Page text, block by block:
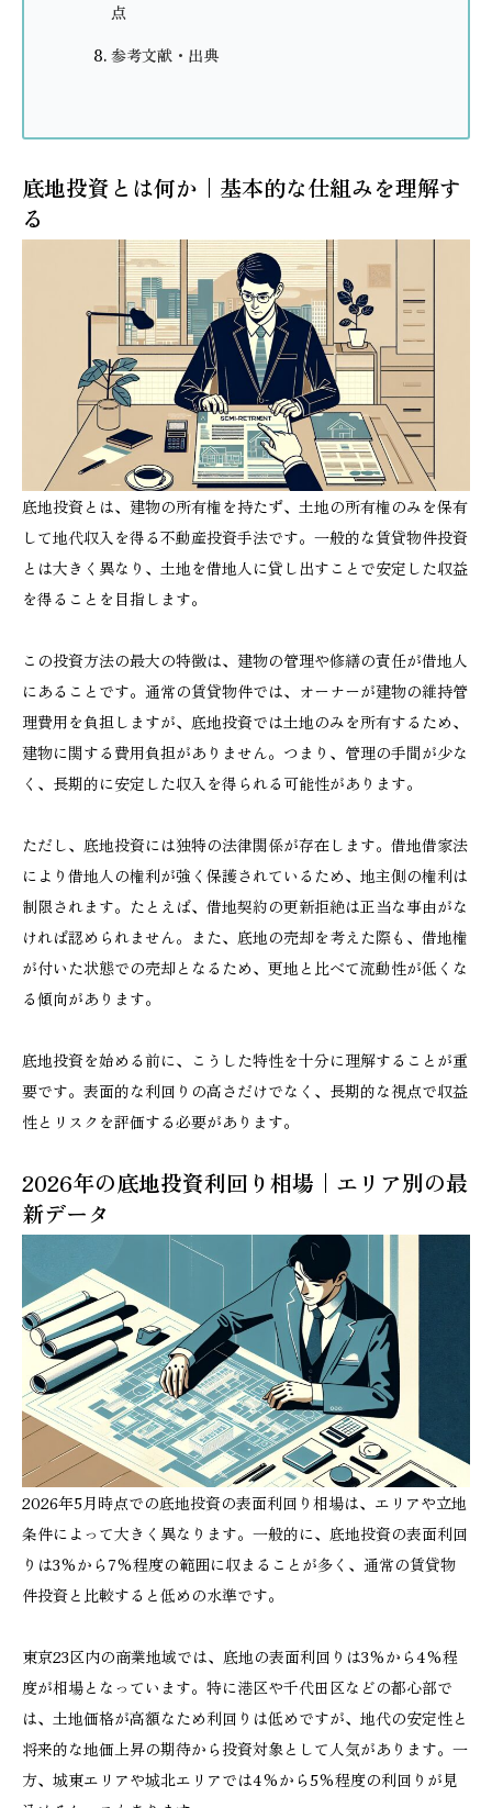
点
参考文献・出典
底地投資とは何か｜基本的な仕組みを理解す
る
底地投資とは、建物の所有権を持たず、土地の所有権のみを保有
して地代収入を得る不動産投資手法です。一般的な賃貸物件投資
とは大きく異なり、土地を借地人に貸し出すことで安定した収益
を得ることを目指します。
この投資方法の最大の特徴は、建物の管理や修繕の責任が借地人
にあることです。通常の賃貸物件では、オーナーが建物の維持管
理費用を負担しますが、底地投資では土地のみを所有するため、
建物に関する費用負担がありません。つまり、管理の手間が少な
く、長期的に安定した収入を得られる可能性があります。
ただし、底地投資には独特の法律関係が存在します。借地借家法
により借地人の権利が強く保護されているため、地主側の権利は
制限されます。たとえば、借地契約の更新拒絶は正当な事由がな
ければ認められません。また、底地の売却を考えた際も、借地権
が付いた状態での売却となるため、更地と比べて流動性が低くな
る傾向があります。
底地投資を始める前に、こうした特性を十分に理解することが重
要です。表面的な利回りの高さだけでなく、長期的な視点で収益
性とリスクを評価する必要があります。
2026年の底地投資利回り相場｜エリア別の最
新データ
2026年5月時点での底地投資の表面利回り相場は、エリアや立地
条件によって大きく異なります。一般的に、底地投資の表面利回
りは3%から7%程度の範囲に収まることが多く、通常の賃貸物
件投資と比較すると低めの水準です。
東京23区内の商業地域では、底地の表面利回りは3%から4%程
度が相場となっています。特に港区や千代田区などの都心部で
は、土地価格が高額なため利回りは低めですが、地代の安定性と
将来的な地価上昇の期待から投資対象として人気があります。一
方、城東エリアや城北エリアでは4%から5%程度の利回りが見